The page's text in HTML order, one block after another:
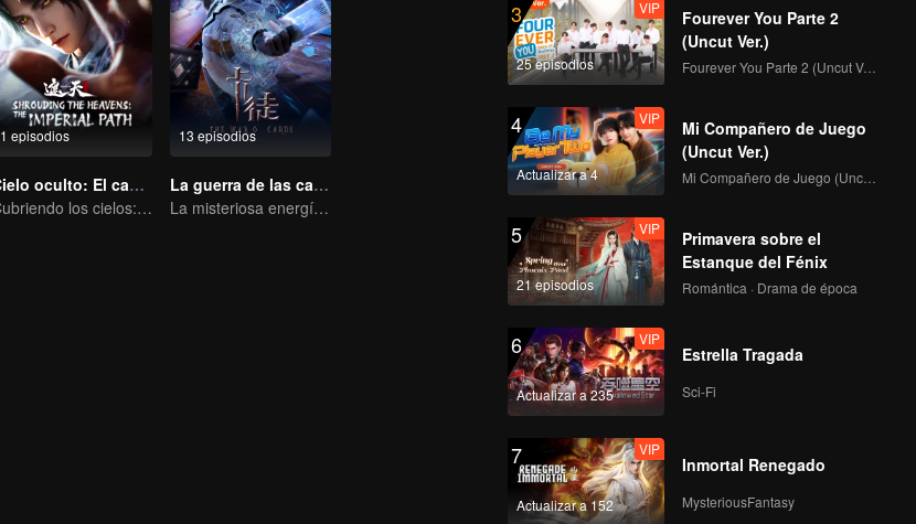
1 episodios
Cielo oculto: El camino del emperador
Cubriendo los cielos: el camino imperial
13 episodios
La guerra de las cartas
La misteriosa energía de las cartas provocó una guerra, ¿cómo la manejó Chen Mu?
3
25 episodios
VIP
Fourever You Parte 2
(Uncut Ver.)
Fourever You Parte 2 (Uncut Ver.)
4
Actualizar a 4
VIP
Mi Compañero de Juego
(Uncut Ver.)
Mi Compañero de Juego (Uncut Ver.)
5
21 episodios
VIP
Primavera sobre el
Estanque del Fénix
Romántica · Drama de época
6
Actualizar a 235
VIP
Estrella Tragada
Sci-Fi
7
Actualizar a 152
VIP
Inmortal Renegado
MysteriousFantasy